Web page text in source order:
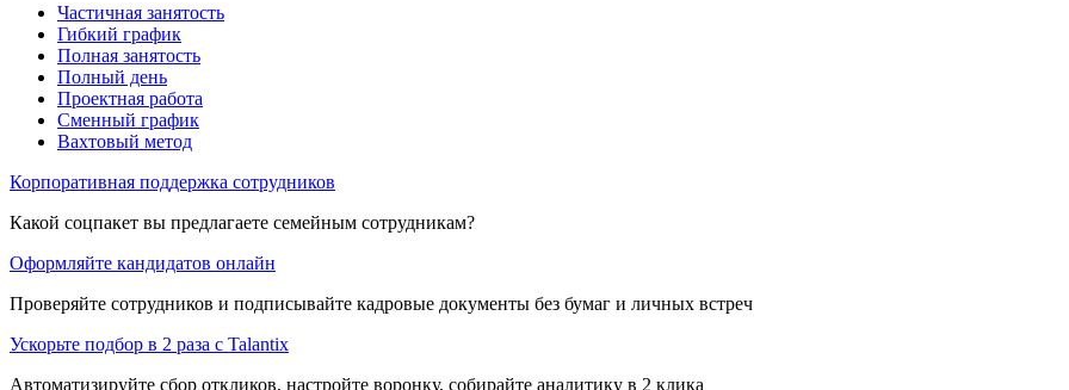
Частичная занятость
Гибкий график
Полная занятость
Полный день
Проектная работа
Сменный график
Вахтовый метод
Корпоративная поддержка сотрудников
Какой соцпакет вы предлагаете семейным сотрудникам?
Оформляйте кандидатов онлайн
Проверяйте сотрудников и подписывайте кадровые документы без бумаг и личных встреч
Ускорьте подбор в 2 раза с Talantix
Автоматизируйте сбор откликов, настройте воронку, собирайте аналитику в 2 клика